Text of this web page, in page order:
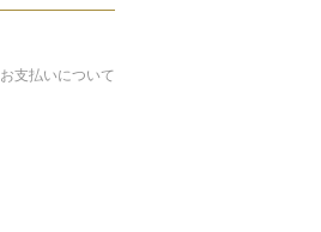
お支払いについて